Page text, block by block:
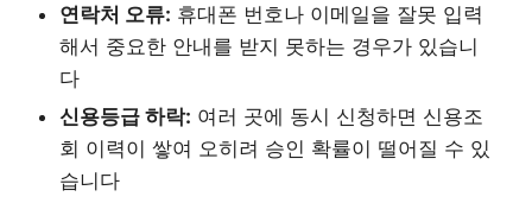
연락처 오류: 휴대폰 번호나 이메일을 잘못 입력
해서 중요한 안내를 받지 못하는 경우가 있습니
다
신용등급 하락: 여러 곳에 동시 신청하면 신용조
회 이력이 쌓여 오히려 승인 확률이 떨어질 수 있
습니다